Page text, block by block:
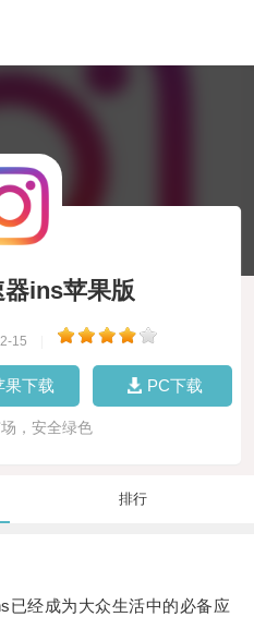
ins苹果版
15
果下载 PC下载
，安全绿色
排行
经成为大众生活中的必备应